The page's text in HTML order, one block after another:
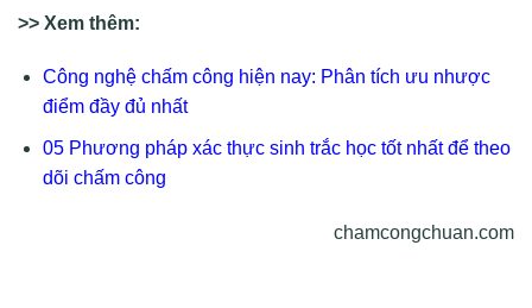
>> Xem thêm:
Công nghệ chấm công hiện nay: Phân tích ưu nhược
điểm đầy đủ nhất
05 Phương pháp xác thực sinh trắc học tốt nhất để theo
dõi chấm công
chamcongchuan.com